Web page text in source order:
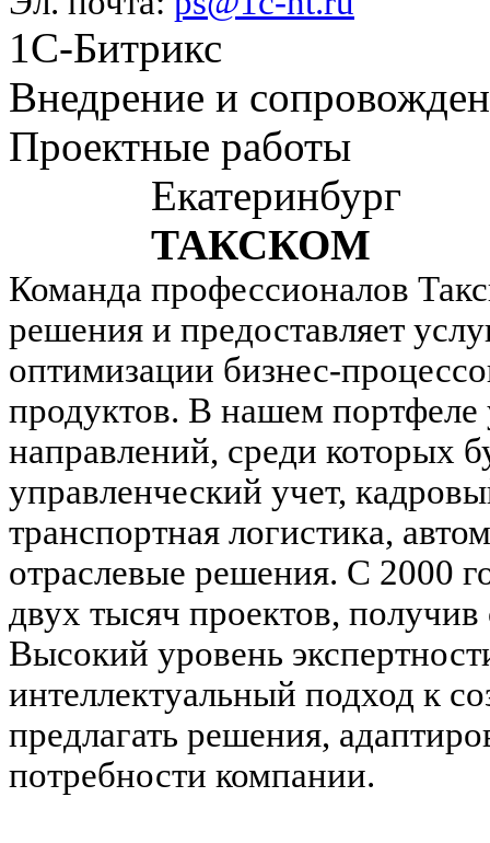
1С-Битрикс
Внедрение и
Проектные работы
Екатеринбург
ТАКСКОМ
Команда профессионалов
решения и предоставляет
оптимизации бизнес-
продуктов. В нашем портфеле
направлений, среди которых
управленческий учет,
транспортная логистика,
отраслевые решения. С 2000
двух тысяч проектов,
Высокий уровень
интеллектуальный подход к
предлагать решения,
потребности компании.